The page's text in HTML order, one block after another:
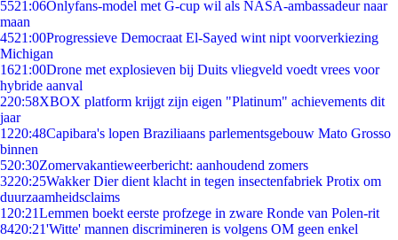
5521:06Onlyfans-model met G-cup wil als NASA-ambassadeur naar
maan
4521:00Progressieve Democraat El-Sayed wint nipt voorverkiezing
Michigan
1621:00Drone met explosieven bij Duits vliegveld voedt vrees voor
hybride aanval
220:58XBOX platform krijgt zijn eigen "Platinum" achievements dit
jaar
1220:48Capibara's lopen Braziliaans parlementsgebouw Mato Grosso
binnen
520:30Zomervakantieweerbericht: aanhoudend zomers
3220:25Wakker Dier dient klacht in tegen insectenfabriek Protix om
duurzaamheidsclaims
1 20:21Lemmen boekt eerste profzege in zware Ronde van Polen-rit
8420:21'Witte' mannen discrimineren is volgens OM geen enkel